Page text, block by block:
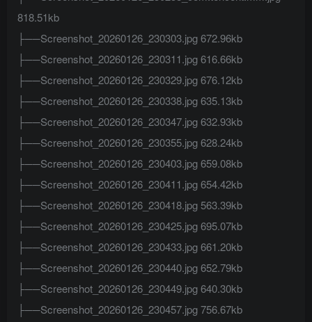
818.51kb
├──Screenshot_20260126_230303.jpg 672.96kb
├──Screenshot_20260126_230311.jpg 616.66kb
├──Screenshot_20260126_230329.jpg 676.12kb
├──Screenshot_20260126_230338.jpg 635.13kb
├──Screenshot_20260126_230347.jpg 632.93kb
├──Screenshot_20260126_230355.jpg 628.24kb
├──Screenshot_20260126_230403.jpg 659.08kb
├──Screenshot_20260126_230411.jpg 654.42kb
├──Screenshot_20260126_230418.jpg 563.39kb
├──Screenshot_20260126_230425.jpg 695.07kb
├──Screenshot_20260126_230433.jpg 661.20kb
├──Screenshot_20260126_230440.jpg 652.79kb
├──Screenshot_20260126_230449.jpg 640.30kb
├──Screenshot_20260126_230457.jpg 756.67kb